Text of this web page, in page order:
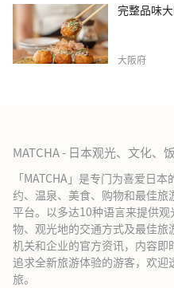
完整品味
大阪府
MATCHA - 日本观光、文化、
「MATCHA」是专门为喜爱日
约、温泉、美食、购物和最佳
平台。以多达10种语言来提供
物、观光地的交通方式及最佳
机关和企业的官方资讯，内容即
追求全新旅游体验的游客，欢迎
旅。